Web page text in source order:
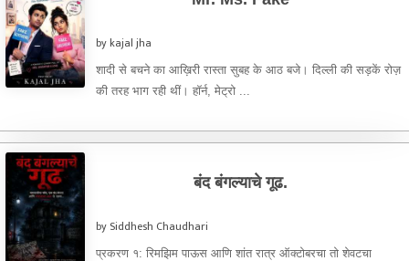
by kajal jha
शादी से बचने का आख़िरी रास्ता सुबह के आठ बजे। दिल्ली की सड़कें रोज़
की तरह भाग रही थीं। हॉर्न, मेट्रो ...
बंद बंगल्याचे गूढ.
by Siddhesh Chaudhari
प्रकरण १: रिमझिम पाऊस आणि शांत रात्र ऑक्टोबरचा तो शेवटचा